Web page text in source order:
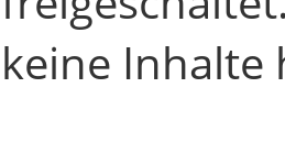
keine Inhalte